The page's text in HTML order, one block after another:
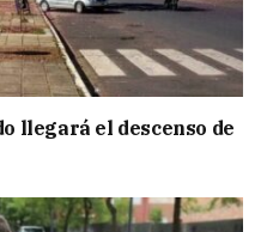
llegará el descenso de